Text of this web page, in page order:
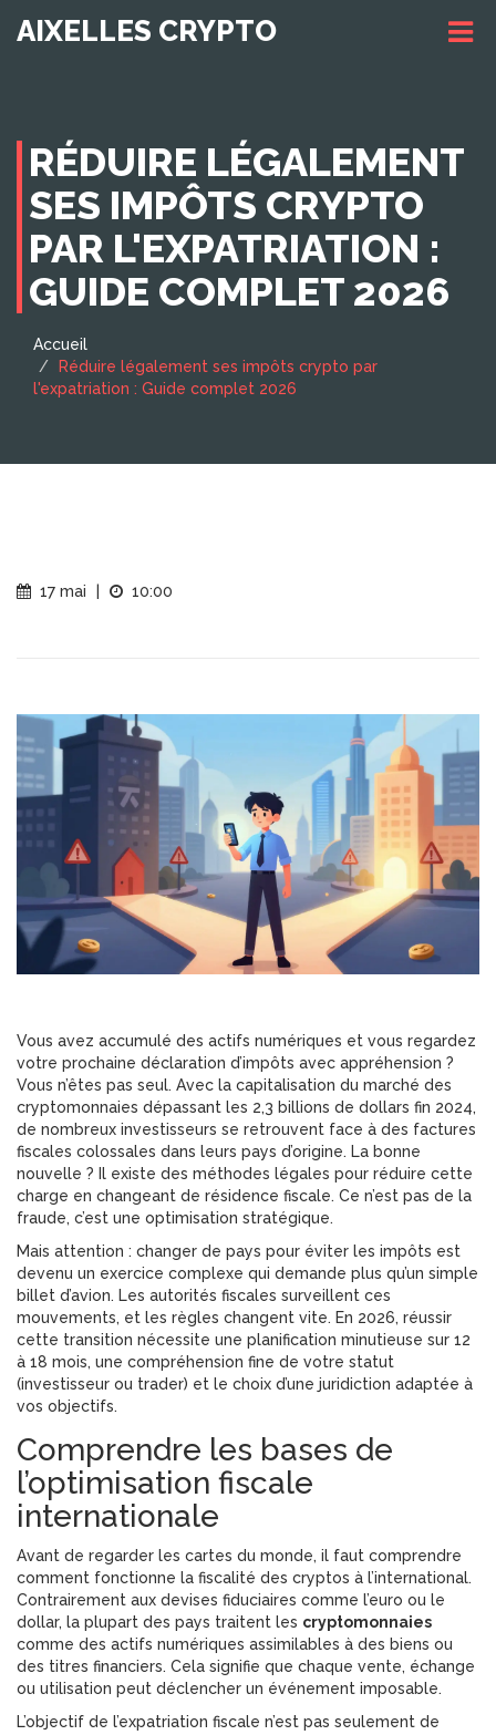
AIXELLES CRYPTO
RÉDUIRE LÉGALEMENT
SES IMPÔTS CRYPTO
PAR L'EXPATRIATION :
GUIDE COMPLET 2026
Accueil
Réduire légalement ses impôts crypto par
l'expatriation : Guide complet 2026
17 mai 10:00
Vous avez accumulé des actifs numériques et vous regardez
votre prochaine déclaration d’impôts avec appréhension ?
Vous n’êtes pas seul. Avec la capitalisation du marché des
cryptomonnaies dépassant les 2,3 billions de dollars fin 2024,
de nombreux investisseurs se retrouvent face à des factures
fiscales colossales dans leurs pays d’origine. La bonne
nouvelle ? Il existe des méthodes légales pour réduire cette
charge en changeant de résidence fiscale. Ce n’est pas de la
fraude, c’est une optimisation stratégique.
Mais attention : changer de pays pour éviter les impôts est
devenu un exercice complexe qui demande plus qu’un simple
billet d’avion. Les autorités fiscales surveillent ces
mouvements, et les règles changent vite. En 2026, réussir
cette transition nécessite une planification minutieuse sur 12
à 18 mois, une compréhension fine de votre statut
(investisseur ou trader) et le choix d’une juridiction adaptée à
vos objectifs.
Comprendre les bases de
l’optimisation fiscale
internationale
Avant de regarder les cartes du monde, il faut comprendre
comment fonctionne la fiscalité des cryptos à l’international.
Contrairement aux devises fiduciaires comme l’euro ou le
dollar, la plupart des pays traitent les cryptomonnaies
comme des actifs numériques assimilables à des biens ou
des titres financiers. Cela signifie que chaque vente, échange
ou utilisation peut déclencher un événement imposable.
L’objectif de l’expatriation fiscale n’est pas seulement de